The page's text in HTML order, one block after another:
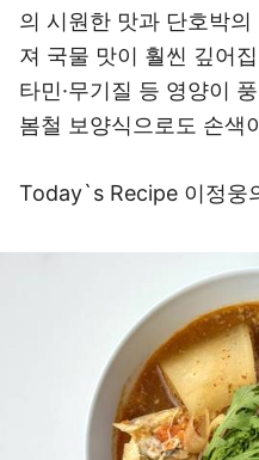
의 시원한 맛과 단호박
져 국물 맛이 훨씬 깊어
타민·무기질 등 영양이
봄철 보양식으로도 손색
Today`s Recipe 이정웅